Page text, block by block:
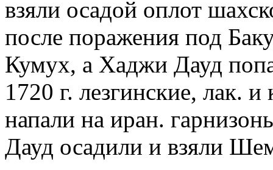
взяли осадой оплот
после поражения под
Кумух, а Хаджи Дауд
1720 г. лезгинские, лак.
напали на иран.
Дауд осадили и взяли